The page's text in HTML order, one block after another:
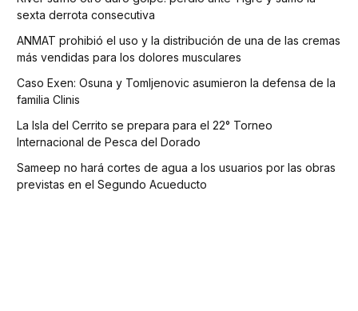
sexta derrota consecutiva
ANMAT prohibió el uso y la distribución de una de las cremas
más vendidas para los dolores musculares
Caso Exen: Osuna y Tomljenovic asumieron la defensa de la
familia Clinis
La Isla del Cerrito se prepara para el 22° Torneo
Internacional de Pesca del Dorado
Sameep no hará cortes de agua a los usuarios por las obras
previstas en el Segundo Acueducto